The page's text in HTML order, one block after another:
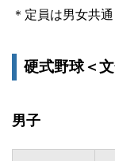
＊定員は男女共通
硬式野球＜
男子